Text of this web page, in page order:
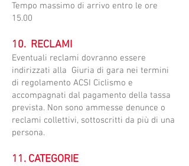
Tempo massimo di arrivo entro le ore
15.00
10. RECLAMI
​Eventuali reclami dovranno essere
indirizzati alla Giuria di gara nei termini
di regolamento ACSI Ciclismo e
accompagnati dal pagamento della tassa
prevista. Non sono ammesse denunce o
reclami collettivi, sottoscritti da più di una
persona.
11. CATEGORIE